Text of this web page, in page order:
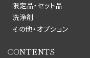
限定品・セット品
洗浄剤
その他・オプション
CONTENTS